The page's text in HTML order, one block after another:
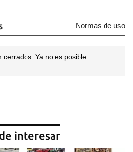
Normas de uso
cerrados. Ya no es posible
interesar